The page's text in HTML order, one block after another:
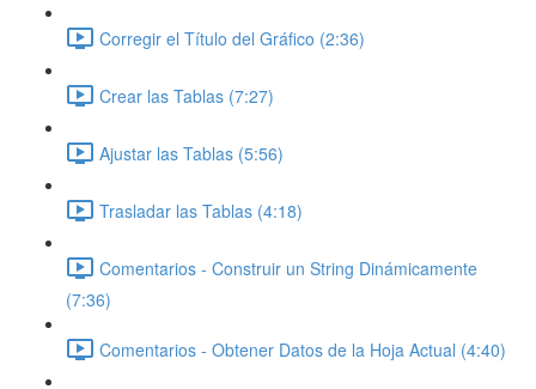
Corregir el Título del Gráfico (2:36)
Crear las Tablas (7:27)
Ajustar las Tablas (5:56)
Trasladar las Tablas (4:18)
Comentarios - Construir un String Dinámicamente
(7:36)
Comentarios - Obtener Datos de la Hoja Actual (4:40)